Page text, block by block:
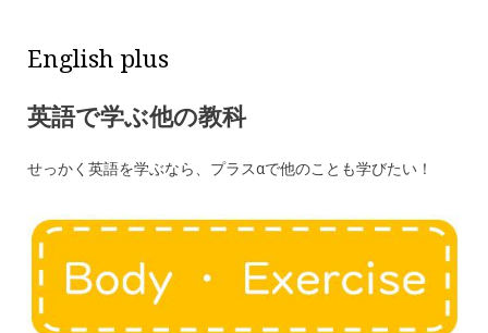
English plus
英語で学ぶ他の教科
せっかく英語を学ぶなら、プラスαで他のことも学びたい！